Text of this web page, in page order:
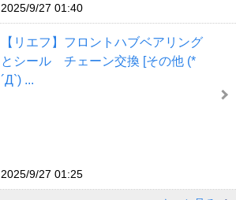
2025/9/27 01:40
【リエフ】フロントハブベアリング
とシール チェーン交換 [その他 (*
´Д`) ...
2025/9/27 01:25